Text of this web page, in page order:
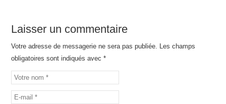
Laisser un commentaire
Votre adresse de messagerie ne sera pas publiée. Les champs
obligatoires sont indiqués avec*